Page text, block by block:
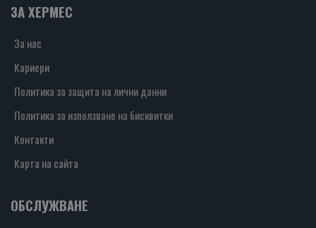
ЗА ХЕРМЕС
За нас
Кариери
Политика за защита на лични данни
Политика за използване на бисквитки
Контакти
Карта на сайта
ОБСЛУЖВАНЕ